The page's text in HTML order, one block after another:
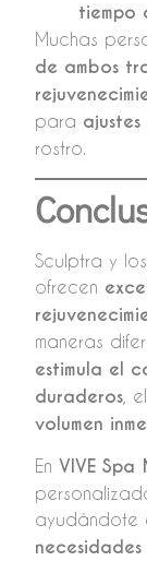
tiempo
Muchas
de ambos
para
rostro.
Sculptra y
ofrecen
maneras
estimula el
duraderos , el
volumen
En VIVE Spa
ayudándote